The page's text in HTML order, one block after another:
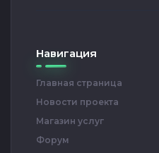
Навигация
Главная страница
Новости проекта
Магазин услуг
Форум